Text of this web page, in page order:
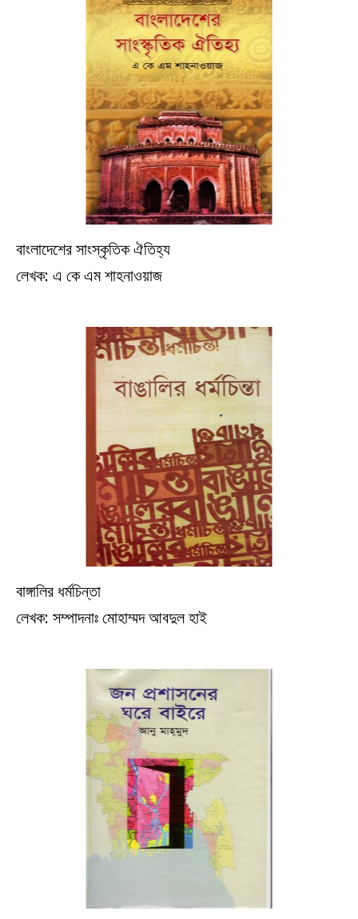
বাংলাদেশের সাংস্কৃতিক ঐতিহ্য
লেখক: এ কে এম শাহনাওয়াজ
ইতিহাস
বাঙ্গালির ধর্মচিন্তা
লেখক: সম্পাদনাঃ মোহাম্মদ আবদুল হাই
ইতিহাস